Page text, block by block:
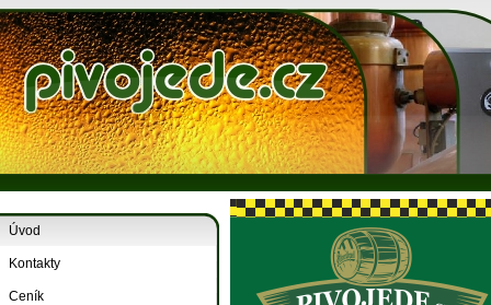
Úvod
Kontakty
Ceník